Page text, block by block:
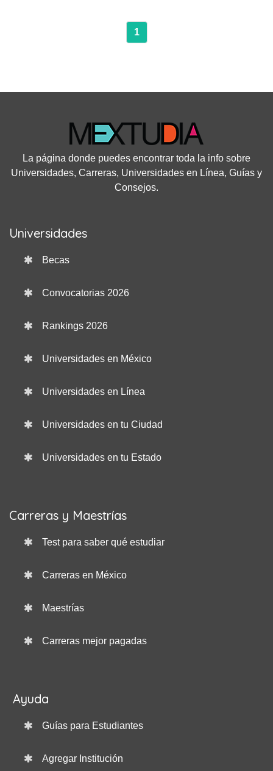
1
La página donde puedes encontrar toda la info sobre
Universidades, Carreras, Universidades en Línea, Guías y
Consejos.
Universidades
Becas
Convocatorias 2026
Rankings 2026
Universidades en México
Universidades en Línea
Universidades en tu Ciudad
Universidades en tu Estado
Carreras y Maestrías
Test para saber qué estudiar
Carreras en México
Maestrías
Carreras mejor pagadas
Ayuda
Guías para Estudiantes
Agregar Institución